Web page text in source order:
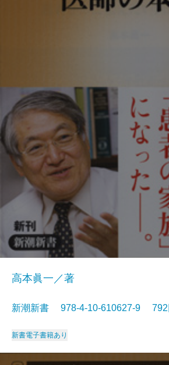
高本眞一／著
新潮新書 978-4-10-610627-9
新書電子書籍あり